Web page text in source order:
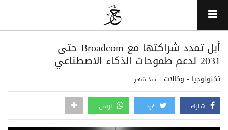
أبل تمدد شراكتها مع Broadcom حتى
2031 لدعم طموحات الذكاء الاصطناعي
تكنولوجيا - وكالات منذ شهر
شارك غرد ارسل